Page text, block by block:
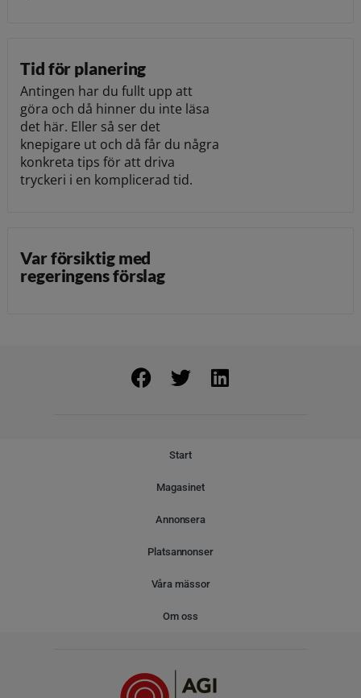
Tid för planering
Antingen har du fullt upp att
göra och då hinner du inte läsa
det här. Eller så ser det
knepigare ut och då får du några
konkreta tips för att driva
tryckeri i en komplicerad tid.
Var försiktig med
regeringens förslag
Start
Magasinet
Annonsera
Platsannonser
Våra mässor
Om oss